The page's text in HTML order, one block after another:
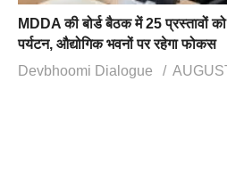
MDDA की बोर्ड बैठक में 25 प्रस्तावों
पर्यटन, औद्योगिक भवनों पर रहेगा फोकस
Devbhoomi Dialogue